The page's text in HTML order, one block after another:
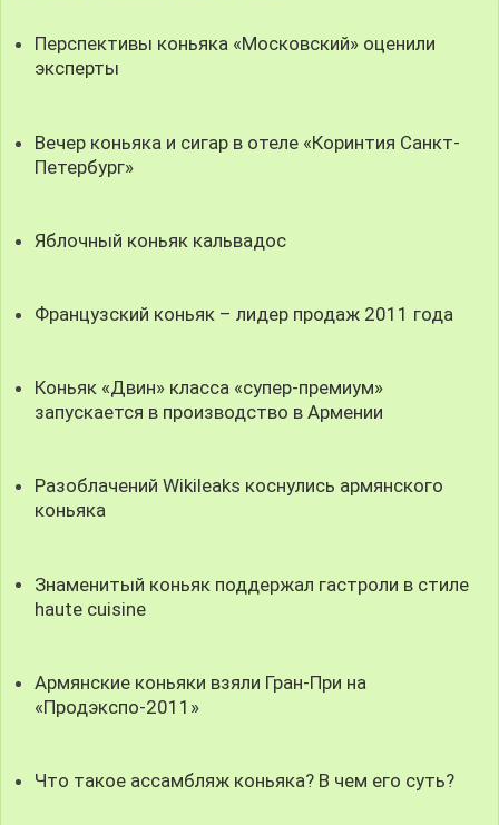
Перспективы коньяка «Московский» оценили
эксперты
Вечер коньяка и сигар в отеле «Коринтия Санкт-
Петербург»
Яблочный коньяк кальвадос
Французский коньяк – лидер продаж 2011 года
Коньяк «Двин» класса «супер-премиум»
запускается в производство в Армении
Разоблачений Wikileaks коснулись армянского
коньяка
Знаменитый коньяк поддержал гастроли в стиле
haute cuisine
Армянские коньяки взяли Гран-При на
«Продэкспо-2011»
Что такое ассамбляж коньяка? В чем его суть?